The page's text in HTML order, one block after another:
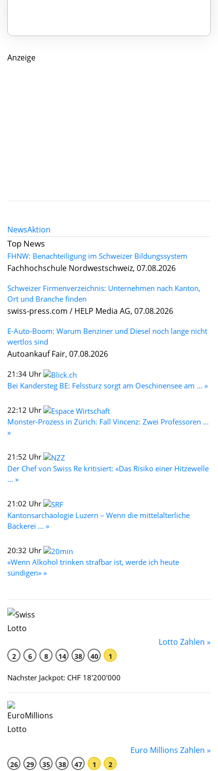
Anzeige
NewsAktion
Top News
FHNW: Benachteiligung im Schweizer Bildungssystem
Fachhochschule Nordwestschweiz, 07.08.2026
Schweizer Firmenverzeichnis: Unternehmen nach Kanton,
Ort und Branche finden
swiss-press.com / HELP Media AG, 07.08.2026
E-Auto-Boom: Warum Benziner und Diesel noch lange nicht
wertlos sind
Autoankauf Fair, 07.08.2026
21:34 Uhr
Bei Kandersteg BE: Felssturz sorgt am Oeschinensee am ... »
22:12 Uhr
Monster-Prozess in Zürich: Fall Vincenz: Zwei Professoren ...
»
21:52 Uhr
Der Chef von Swiss Re kritisiert: «Das Risiko einer Hitzewelle
... »
21:02 Uhr
Kantonsarchäologie Luzern – Wenn die mittelalterliche
Bäckerei ... »
20:32 Uhr
«Wenn Alkohol trinken strafbar ist, werde ich heute
sündigen» »
Lotto Zahlen »
2 6 8 14 38 40 1
Nächster Jackpot: CHF 18'200'000
Euro Millions Zahlen »
26 29 35 38 47 1 2